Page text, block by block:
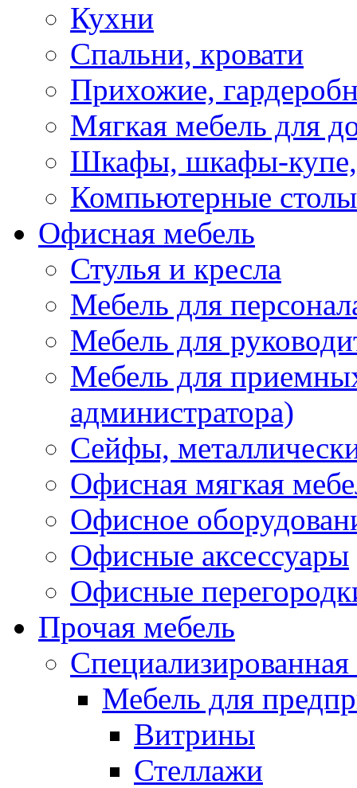
Кухни
Спальни, кровати
Прихожие,
Мягкая мебель для
Шкафы, шкафы-купе,
Компьютерные столы
Офисная мебель
Стулья и кресла
Мебель для
Мебель для
Мебель для
администратора)
Сейфы,
Офисная мягкая
Офисное
Офисные аксессуары
Офисные
Прочая мебель
Специализированная
Мебель для
Витрины
Стеллажи